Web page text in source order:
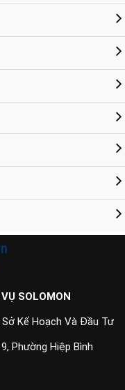
SOLOMON
Sở Kế Hoạch Và Đầu Tư
Phường Hiệp Bình